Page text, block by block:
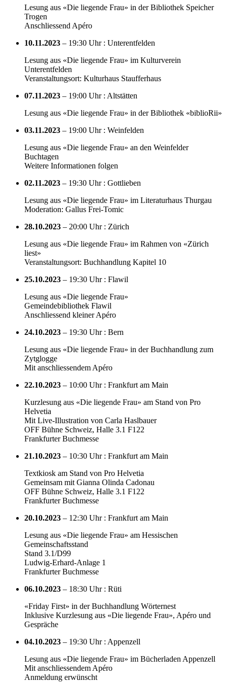
Lesung aus «Die liegende Frau» in der Bibliothek Speicher
Trogen
Anschliessend Apéro
10.11.2023 – 19:30 Uhr : Unterentfelden
Lesung aus «Die liegende Frau» im Kulturverein
Unterentfelden
Veranstaltungsort: Kulturhaus Staufferhaus
07.11.2023 – 19:00 Uhr : Altstätten
Lesung aus «Die liegende Frau» in der Bibliothek «biblioRii»
03.11.2023 – 19:00 Uhr : Weinfelden
Lesung aus «Die liegende Frau» an den Weinfelder
Buchtagen
Weitere Informationen folgen
02.11.2023 – 19:30 Uhr : Gottlieben
Lesung aus «Die liegende Frau» im Literaturhaus Thurgau
Moderation: Gallus Frei-Tomic
28.10.2023 – 20:00 Uhr : Zürich
Lesung aus «Die liegende Frau» im Rahmen von «Zürich
liest»
Veranstaltungsort: Buchhandlung Kapitel 10
25.10.2023 – 19:30 Uhr : Flawil
Lesung aus «Die liegende Frau»
Gemeindebibliothek Flawil
Anschliessend kleiner Apéro
24.10.2023 – 19:30 Uhr : Bern
Lesung aus «Die liegende Frau» in der Buchhandlung zum
Zytglogge
Mit anschliessendem Apéro
22.10.2023 – 10:00 Uhr : Frankfurt am Main
Kurzlesung aus «Die liegende Frau» am Stand von Pro
Helvetia
Mit Live-Illustration von Carla Haslbauer
OFF Bühne Schweiz, Halle 3.1 F122
Frankfurter Buchmesse
21.10.2023 – 10:30 Uhr : Frankfurt am Main
Textkiosk am Stand von Pro Helvetia
Gemeinsam mit Gianna Olinda Cadonau
OFF Bühne Schweiz, Halle 3.1 F122
Frankfurter Buchmesse
20.10.2023 – 12:30 Uhr : Frankfurt am Main
Lesung aus «Die liegende Frau» am Hessischen
Gemeinschaftsstand
Stand 3.1/D99
Ludwig-Erhard-Anlage 1
Frankfurter Buchmesse
06.10.2023 – 18:30 Uhr : Rüti
«Friday First» in der Buchhandlung Wörternest
Inklusive Kurzlesung aus «Die liegende Frau», Apéro und
Gespräche
04.10.2023 – 19:30 Uhr : Appenzell
Lesung aus «Die liegende Frau» im Bücherladen Appenzell
Mit anschliessendem Apéro
Anmeldung erwünscht